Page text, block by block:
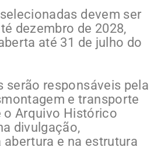
devem ser
dezembro de 2028,
até 31 de julho do
serão responsáveis pela
e transporte
o Arquivo Histórico
divulgação,
e na estrutura